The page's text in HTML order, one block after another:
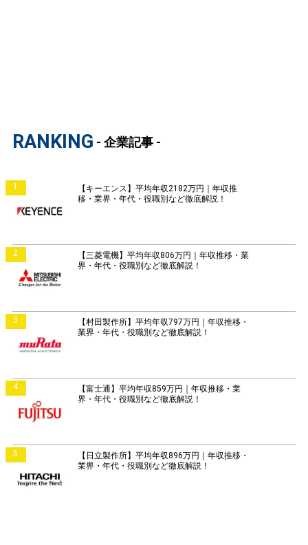
RANKING - 企業記事 -
1
【キーエンス】平均年収2182万円｜年収推
移・業界・年代・役職別など徹底解説！
2
【三菱電機】平均年収806万円｜年収推移・業
界・年代・役職別など徹底解説！
3
【村田製作所】平均年収797万円｜年収推移・
業界・年代・役職別など徹底解説！
4
【富士通】平均年収859万円｜年収推移・業
界・年代・役職別など徹底解説！
5
【日立製作所】平均年収896万円｜年収推移・
業界・年代・役職別など徹底解説！